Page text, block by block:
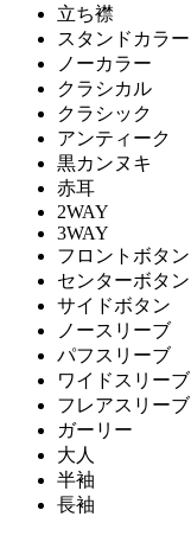
立ち襟
スタンドカラー
ノーカラー
クラシカル
クラシック
アンティーク
黒カンヌキ
赤耳
2WAY
3WAY
フロントボタン
センターボタン
サイドボタン
ノースリーブ
パフスリーブ
ワイドスリーブ
フレアスリーブ
ガーリー
大人
半袖
長袖